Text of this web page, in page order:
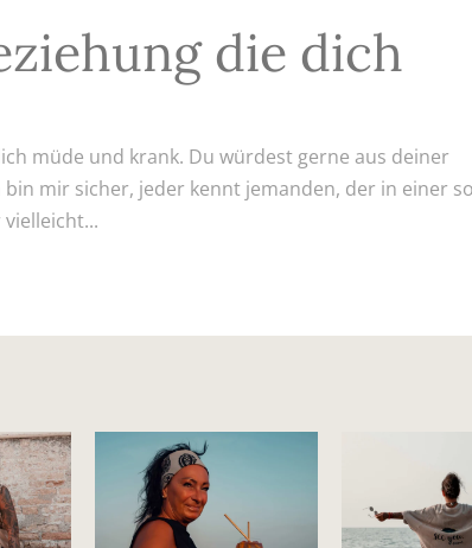
die dich
müde und krank. Du würdest gerne aus deiner
mir sicher, jeder kennt jemanden, der in einer